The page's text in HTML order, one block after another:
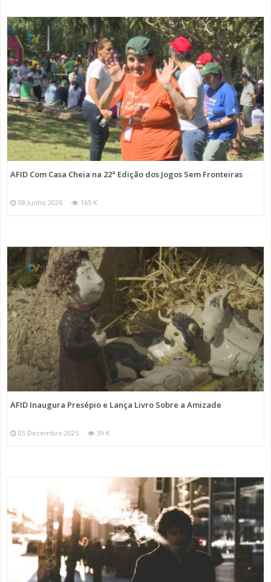
AFID Com Casa Cheia na 22ª Edição dos Jogos Sem Fronteiras
08 Junho 2026 165 K
AFID Inaugura Presépio e Lança Livro Sobre a Amizade
05 Dezembro 2025 39 K